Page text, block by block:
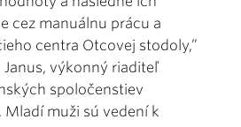
cez manuálnu prácu a
centra Otcovej stodoly,”
výkonný riaditeľ
spoločenstiev
Mladí muži sú vedení k